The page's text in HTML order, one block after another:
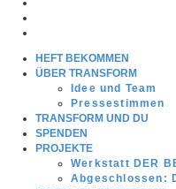
HEFT BEKOMMEN
ÜBER TRANSFORM
Idee und Team
Pressestimmen
TRANSFORM UND DU
SPENDEN
PROJEKTE
Werkstatt DER
Abgeschlossen: